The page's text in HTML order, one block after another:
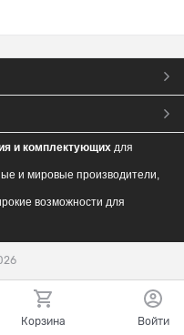
и комплектующих для
и мировые производители,
возможности для
Корзина Войти